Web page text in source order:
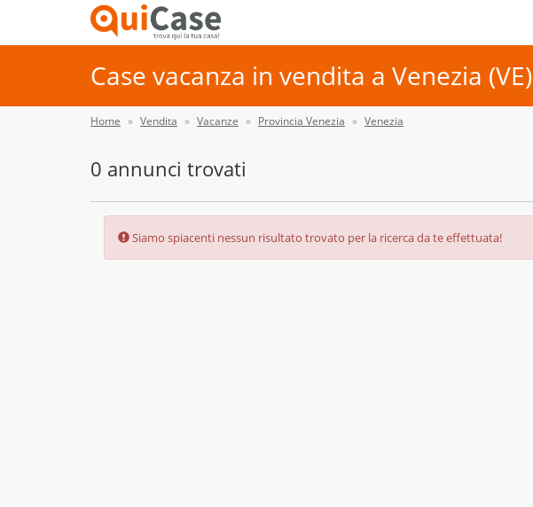
Case vacanza in vendita a Venezia (VE)
Home Vendita Vacanze Provincia Venezia Venezia
0 annunci trovati
Error:
Siamo spiacenti nessun risultato trovato per la ricerca da te effettuata!